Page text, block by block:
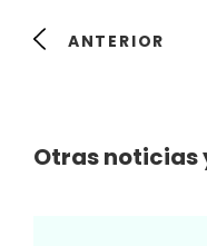
ANTERIOR
Otras noticias